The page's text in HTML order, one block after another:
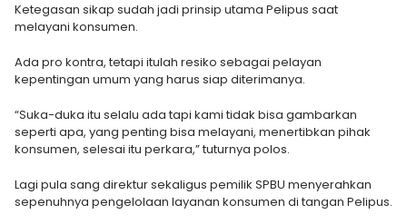
Ketegasan sikap sudah jadi prinsip utama Pelipus saat
melayani konsumen.
Ada pro kontra, tetapi itulah resiko sebagai pelayan
kepentingan umum yang harus siap diterimanya.
“Suka-duka itu selalu ada tapi kami tidak bisa gambarkan
seperti apa, yang penting bisa melayani, menertibkan pihak
konsumen, selesai itu perkara,” tuturnya polos.
Lagi pula sang direktur sekaligus pemilik SPBU menyerahkan
sepenuhnya pengelolaan layanan konsumen di tangan Pelipus.